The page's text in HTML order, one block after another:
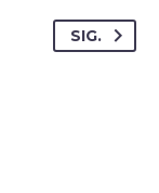
SIG.